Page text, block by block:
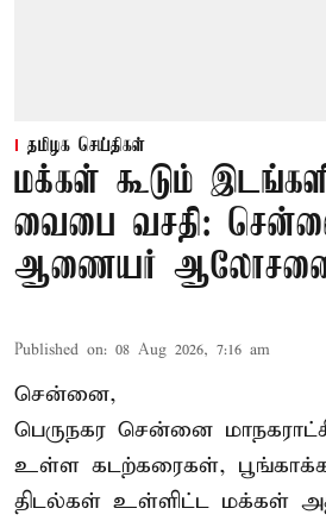
தமிழக செய்திகள்
மக்கள் கூடும்
வைபை வசதி: சென்னை
ஆணையர்
Published on: 08 Aug 2026, 7:16 am
சென்னை,
பெருநகர சென்னை
உள்ள கடற்கரைகள்,
திடல்கள் உள்ளிட்ட மக்கள்